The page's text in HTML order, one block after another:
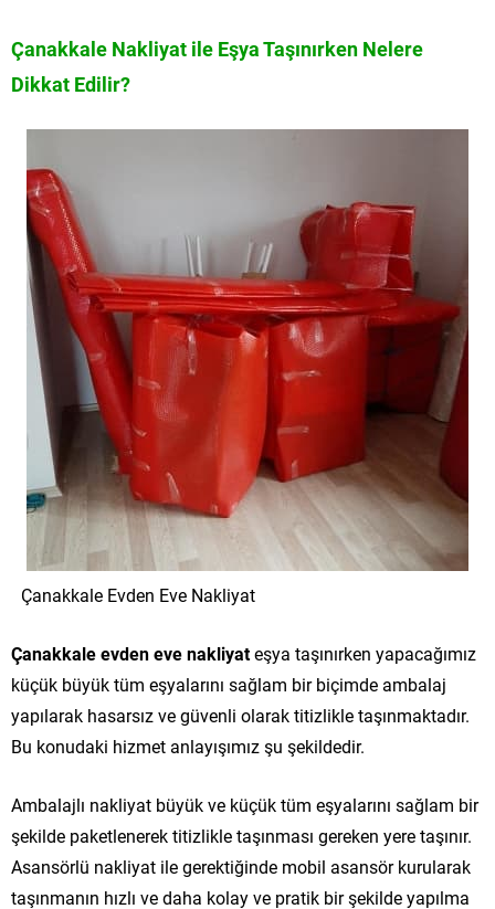
Çanakkale Nakliyat ile Eşya Taşınırken Nelere
Dikkat Edilir?
Çanakkale Evden Eve Nakliyat
Çanakkale evden eve nakliyateşya taşınırken yapacağımız
küçük büyük tüm eşyalarını sağlam bir biçimde ambalaj
yapılarak hasarsız ve güvenli olarak titizlikle taşınmaktadır.
Bu konudaki hizmet anlayışımız şu şekildedir.
Ambalajlı nakliyat büyük ve küçük tüm eşyalarını sağlam bir
şekilde paketlenerek titizlikle taşınması gereken yere taşınır.
Asansörlü nakliyat ile gerektiğinde mobil asansör kurularak
taşınmanın hızlı ve daha kolay ve pratik bir şekilde yapılma